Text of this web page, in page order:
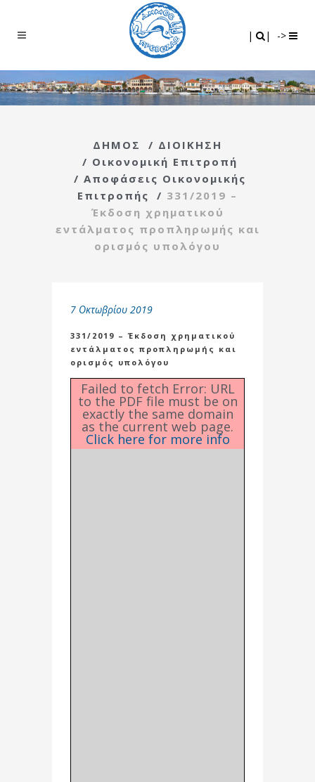
| | ->
ΔΗΜΟΣ / ΔΙΟΙΚΗΣΗ
/ Οικονομική Επιτροπή
/ Αποφάσεις Οικονομικής
Επιτροπής
/ 331/2019 –
Έκδοση χρηματικού
εντάλματος προπληρωμής και
ορισμός υπολόγου
7 Οκτωβρίου 2019
331/2019 – Έκδοση χρηματικού
εντάλματος προπληρωμής και
ορισμός υπολόγου
Failed to fetch Error: URL
to the PDF file must be on
exactly the same domain
as the current web page.
Click here for more info